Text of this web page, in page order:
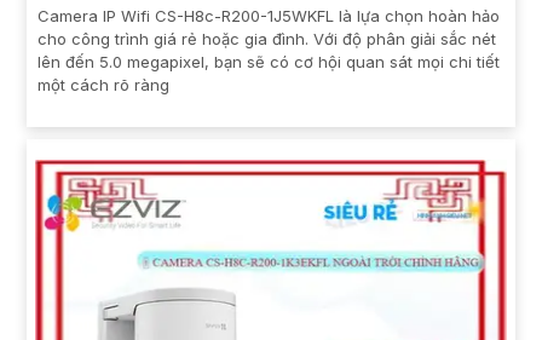
Camera IP Wifi CS-H8c-R200-1J5WKFL là lựa chọn hoàn hảo
cho công trình giá rẻ hoặc gia đình. Với độ phân giải sắc nét
lên đến 5.0 megapixel, bạn sẽ có cơ hội quan sát mọi chi tiết
một cách rõ ràng